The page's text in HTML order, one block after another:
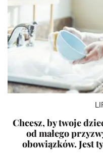
Chcesz, by twoje
od małego
obowiązków. Jest